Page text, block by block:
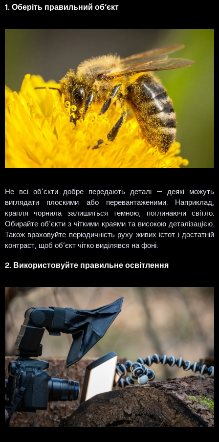
1. Оберіть правильний об’єкт
Не всі об’єкти добре передають деталі — деякі можуть
виглядати плоскими або перевантаженими. Наприклад,
крапля чорнила залишиться темною, поглинаючи світло.
Обирайте об’єкти з чіткими краями та високою деталізацією.
Також враховуйте періодичність руху живих істот і достатній
контраст, щоб об’єкт чітко виділявся на фоні.
2. Використовуйте правильне освітлення